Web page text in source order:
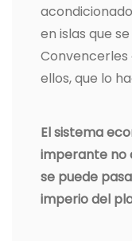
en islas que
Convencerles
ellos, que lo
El sistema
imperante no
se puede
imperio del